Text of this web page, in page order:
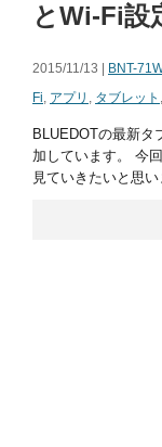
とWi-Fi設
2015/11/13 | BNT-71W
Fi, アプリ , タブレット ,
BLUEDOTの最新タ
加しています。 今
見ていきたいと思